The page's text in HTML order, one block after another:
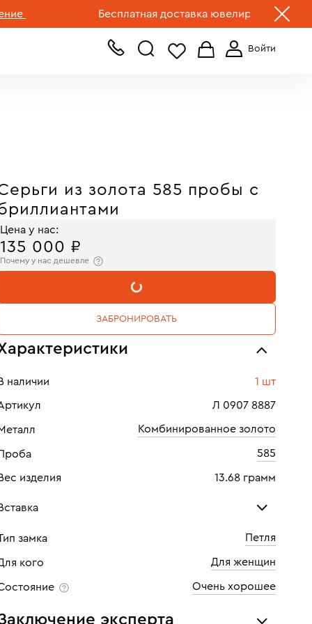
Бесплатная доставка ювелирных изделий по
+7 (499) 519-00-00
из золота 585 пробы с
Цена у нас:
135 000 ₽
Почему у нас дешевле
В КОРЗИНУ
ЗАБРОНИРОВАТЬ
наличии 1 шт
Л 0907 8887
Комбинированное золото
585
изделия 13.68 грамм
Бриллиант
4 шт
замка Петля
кого Для женщин
Очень хорошее
эксперта